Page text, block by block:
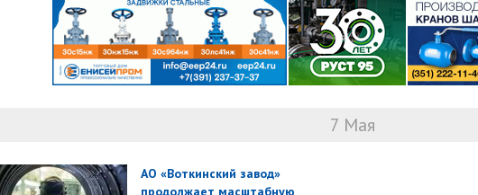
7 Мая
АО «Воткинский завод»
продолжает масштабную